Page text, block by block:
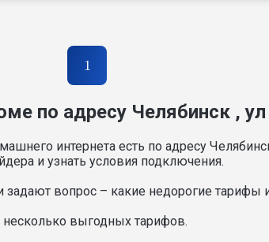
1
по адресу Челябинск ,
интернета есть по адресу
и узнать условия подключения.
вопрос – какие недорогие тарифы
выгодных тарифов.